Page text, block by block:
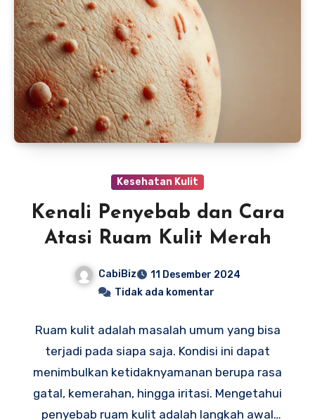
Kesehatan Kulit
Kenali Penyebab dan Cara
Atasi Ruam Kulit Merah
CabiBiz
11 Desember 2024
Tidak ada komentar
Ruam kulit adalah masalah umum yang bisa
terjadi pada siapa saja. Kondisi ini dapat
menimbulkan ketidaknyamanan berupa rasa
gatal, kemerahan, hingga iritasi. Mengetahui
penyebab ruam kulit adalah langkah awal